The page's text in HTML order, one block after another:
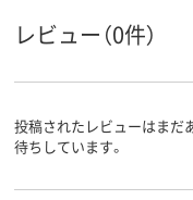
商品環境
スコア
レビュー（0件）
投稿されたレビューはまだ
待ちしています。